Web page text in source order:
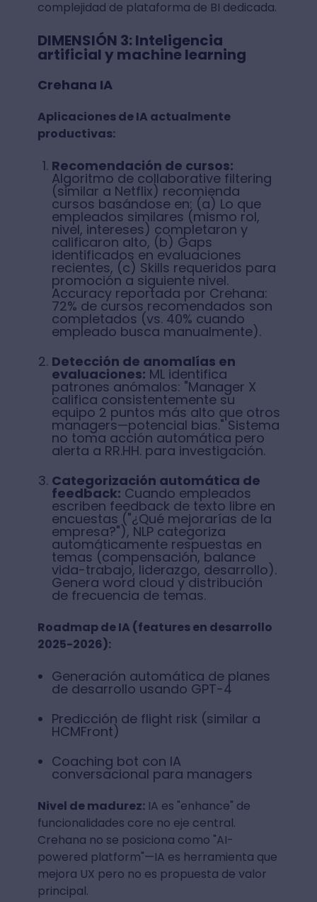
complejidad de plataforma de BI dedicada.
DIMENSIÓN 3: Inteligencia
artificial y machine learning
Crehana IA
Aplicaciones de IA actualmente
productivas:
Recomendación de cursos:
Algoritmo de collaborative filtering
(similar a Netflix) recomienda
cursos basándose en: (a) Lo que
empleados similares (mismo rol,
nivel, intereses) completaron y
calificaron alto, (b) Gaps
identificados en evaluaciones
recientes, (c) Skills requeridos para
promoción a siguiente nivel.
Accuracy reportada por Crehana:
72% de cursos recomendados son
completados (vs. 40% cuando
empleado busca manualmente).
Detección de anomalías en
evaluaciones: ML identifica
patrones anómalos: "Manager X
califica consistentemente su
equipo 2 puntos más alto que otros
managers—potencial bias." Sistema
no toma acción automática pero
alerta a RR.HH. para investigación.
Categorización automática de
feedback: Cuando empleados
escriben feedback de texto libre en
encuestas ("¿Qué mejorarías de la
empresa?"), NLP categoriza
automáticamente respuestas en
temas (compensación, balance
vida-trabajo, liderazgo, desarrollo).
Genera word cloud y distribución
de frecuencia de temas.
Roadmap de IA (features en desarrollo
2025-2026):
Generación automática de planes
de desarrollo usando GPT-4
Predicción de flight risk (similar a
HCMFront)
Coaching bot con IA
conversacional para managers
Nivel de madurez:IA es "enhance" de
funcionalidades core no eje central.
Crehana no se posiciona como "AI-
powered platform"—IA es herramienta que
mejora UX pero no es propuesta de valor
principal.